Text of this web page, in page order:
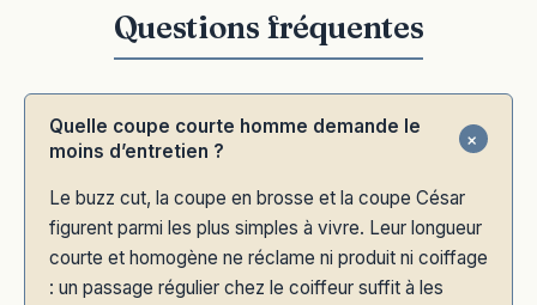
Quelle coupe courte homme demande le
moins d’entretien ?
Le buzz cut, la coupe en brosse et la coupe César
figurent parmi les plus simples à vivre. Leur longueur
courte et homogène ne réclame ni produit ni coiffage
: un passage régulier chez le coiffeur suffit à les